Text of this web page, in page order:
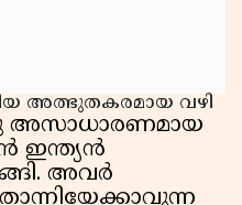
അത്ഭുതകരമായ വഴി
അസാധാരണമായ
ഇന്ത്യൻ
അവർ